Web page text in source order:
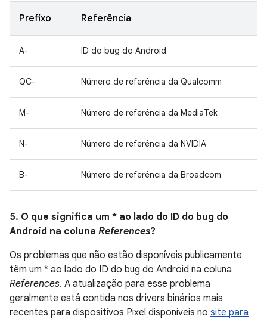
Prefixo Referência
A- ID do bug do Android
QC- Número de referência da Qualcomm
M- Número de referência da MediaTek
N- Número de referência da NVIDIA
B- Número de referência da Broadcom
5. O que significa um * ao lado do ID do bug do
Android na coluna References?
Os problemas que não estão disponíveis publicamente
têm um * ao lado do ID do bug do Android na coluna
References. A atualização para esse problema
geralmente está contida nos drivers binários mais
recentes para dispositivos Pixel disponíveis no site para